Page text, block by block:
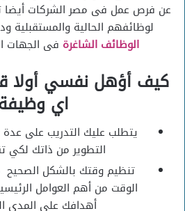
عن فرص عمل فى مصر الشركات
لوظائفهم الحالية والمستقبلية
الوظائف الشاغرة فى الجهات
كيف أؤهل نفسي أولا
اي
يتطلب عليك التدريب على
التطوير من ذاتك لكي
تنظيم وقتك بالشكل الصحيح
الوقت من أهم العوامل
أهدافك على المدى